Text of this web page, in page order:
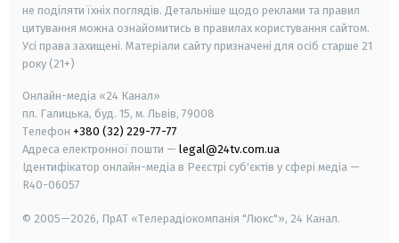
не поділяти їхніх поглядів. Детальніше щодо реклами та правил
цитування можна ознайомитись в правилах користування сайтом.
Усі права захищені. Матеріали сайту призначені для осіб старше 21
року (21+)
Онлайн-медіа «24 Канал»
пл. Галицька, буд. 15, м. Львів, 79008
Телефон +380 (32) 229-77-77
Адреса електронної пошти — legal@24tv.com.ua
Ідентифікатор онлайн-медіа в Реєстрі суб'єктів у сфері медіа —
R40-06057
© 2005—2026, ПрАТ «Телерадіокомпанія "Люкс"», 24 Канал.